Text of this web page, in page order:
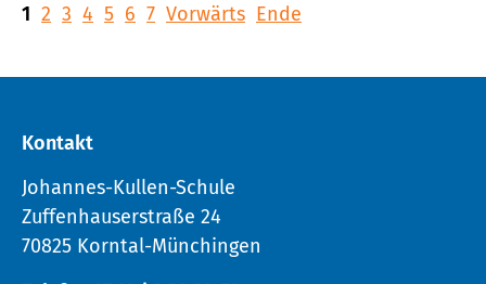
1 2 3 4 5 6 7 Vorwärts Ende
Kontakt
Johannes-Kullen-Schule
Zuffenhauserstraße 24
70825 Korntal-Münchingen